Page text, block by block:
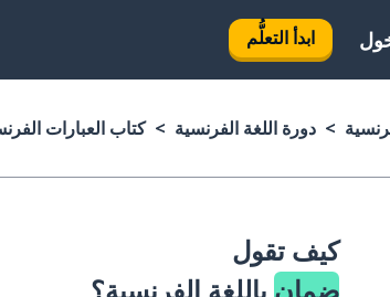
ابدأ التعلُّم
دورة اللغة الفرنسية كتاب العبارات
كيف تقول